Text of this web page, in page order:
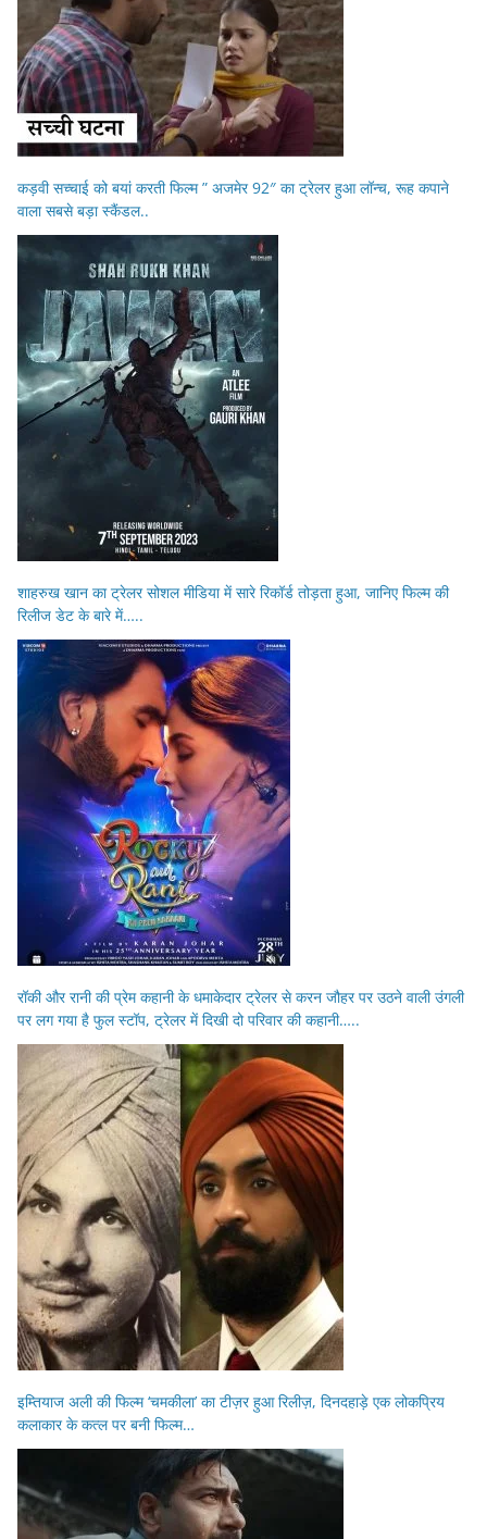
कड़वी सच्चाई को बयां करती फिल्म ” अजमेर 92″ का ट्रेलर हुआ लॉन्च, रूह कपाने
वाला सबसे बड़ा स्कैंडल..
शाहरुख खान का ट्रेलर सोशल मीडिया में सारे रिकॉर्ड तोड़ता हुआ, जानिए फिल्म की
रिलीज डेट के बारे में…..
रॉकी और रानी की प्रेम कहानी के धमाकेदार ट्रेलर से करन जौहर पर उठने वाली उंगली
पर लग गया है फुल स्टॉप, ट्रेलर में दिखी दो परिवार की कहानी…..
इम्तियाज अली की फिल्म ‘चमकीला’ का टीज़र हुआ रिलीज़, दिनदहाड़े एक लोकप्रिय
कलाकार के कत्ल पर बनी फिल्म…